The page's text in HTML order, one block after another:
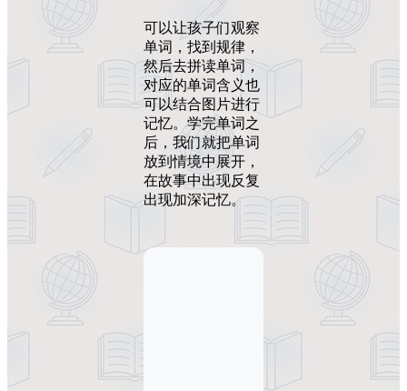
可以让孩子们观察
单词，找到规律，
然后去拼读单词，
对应的单词含义也
可以结合图片进行
记忆。学完单词之
后，我们就把单词
放到情境中展开，
在故事中出现反复
出现加深记忆。